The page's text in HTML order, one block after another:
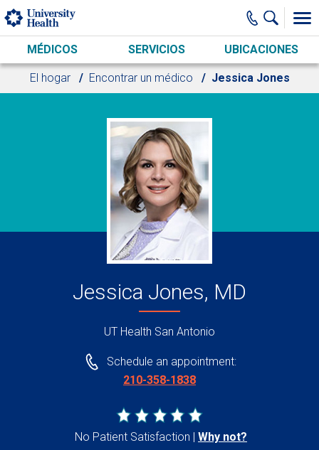
Skip to main content
MÉDICOS SERVICIOS UBICACIONES
El hogar Encontrar un médico Jessica Jones
Jessica Jones, MD
UT Health San Antonio
Schedule an appointment:
210-358-1838
No Patient Satisfaction Why not?